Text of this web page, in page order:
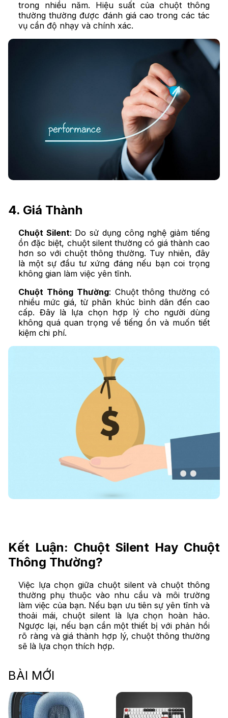
trong nhiều năm. Hiệu suất của chuột thông
thường thường được đánh giá cao trong các tác
vụ cần độ nhạy và chính xác.
4. Giá Thành
Chuột Silent: Do sử dụng công nghệ giảm tiếng
ồn đặc biệt, chuột silent thường có giá thành cao
hơn so với chuột thông thường. Tuy nhiên, đây
là một sự đầu tư xứng đáng nếu bạn coi trọng
không gian làm việc yên tĩnh.
Chuột Thông Thường: Chuột thông thường có
nhiều mức giá, từ phân khúc bình dân đến cao
cấp. Đây là lựa chọn hợp lý cho người dùng
không quá quan trọng về tiếng ồn và muốn tiết
kiệm chi phí.
Kết Luận: Chuột Silent Hay Chuột
Thông Thường?
Việc lựa chọn giữa chuột silent và chuột thông
thường phụ thuộc vào nhu cầu và môi trường
làm việc của bạn. Nếu bạn ưu tiên sự yên tĩnh và
thoải mái, chuột silent là lựa chọn hoàn hảo.
Ngược lại, nếu bạn cần một thiết bị với phản hồi
rõ ràng và giá thành hợp lý, chuột thông thường
sẽ là lựa chọn thích hợp.
BÀI MỚI